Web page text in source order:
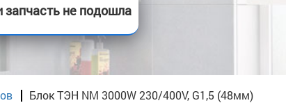
запчасть не подошла
Блок ТЭН NM 3000W 230/400V, G1,5 (48мм)